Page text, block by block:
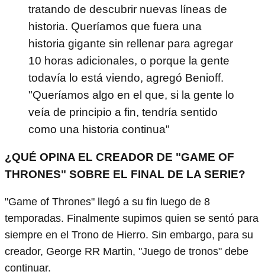
tratando de descubrir nuevas líneas de
historia. Queríamos que fuera una
historia gigante sin rellenar para agregar
10 horas adicionales, o porque la gente
todavía lo está viendo, agregó Benioff.
"Queríamos algo en el que, si la gente lo
veía de principio a fin, tendría sentido
como una historia continua"
¿QUÉ OPINA EL CREADOR DE "GAME OF
THRONES" SOBRE EL FINAL DE LA SERIE?
"Game of Thrones" llegó a su fin luego de 8
temporadas. Finalmente supimos quien se sentó para
siempre en el Trono de Hierro. Sin embargo, para su
creador, George RR Martin, "Juego de tronos" debe
continuar.